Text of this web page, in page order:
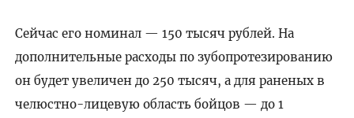
Сейчас его номинал — 150 тысяч рублей. На
дополнительные расходы по зубопротезированию
он будет увеличен до 250 тысяч, а для раненых в
челюстно-лицевую область бойцов — до 1